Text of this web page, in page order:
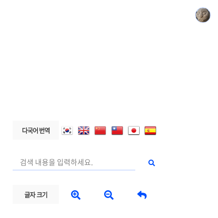
다국어 번역
글자 크기   